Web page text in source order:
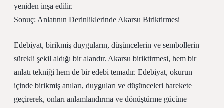
yeniden inşa edilir.
Sonuç: Anlatının Derinliklerinde Akarsu Biriktirmesi
Edebiyat, birikmiş duyguların, düşüncelerin ve sembollerin
sürekli şekil aldığı bir alandır. Akarsu biriktirmesi, hem bir
anlatı tekniği hem de bir edebi temadır. Edebiyat, okurun
içinde birikmiş anıları, duyguları ve düşünceleri harekete
geçirerek, onları anlamlandırma ve dönüştürme gücüne